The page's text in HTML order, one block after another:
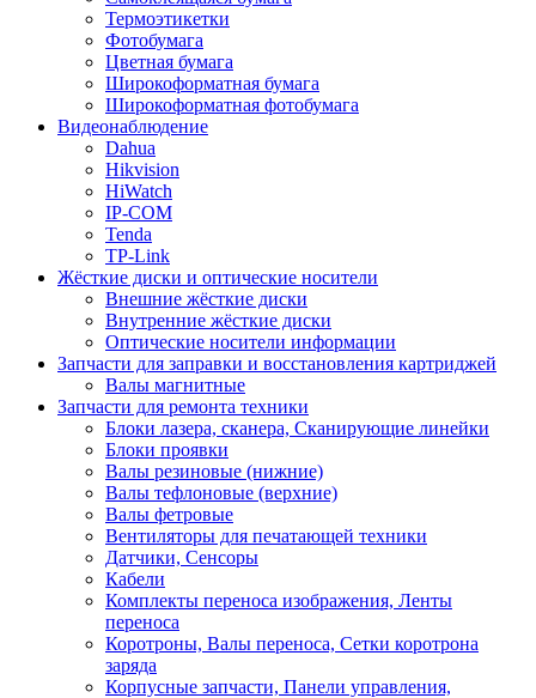
Термоэтикетки
Фотобумага
Цветная бумага
Широкоформатная бумага
Широкоформатная фотобумага
Видеонаблюдение
Dahua
Hikvision
HiWatch
IP-COM
Tenda
TP-Link
Жёсткие диски и оптические носители
Внешние жёсткие диски
Внутренние жёсткие диски
Оптические носители информации
Запчасти для заправки и восстановления картриджей
Валы магнитные
Запчасти для ремонта техники
Блоки лазера, сканера, Сканирующие линейки
Блоки проявки
Валы резиновые (нижние)
Валы тефлоновые (верхние)
Валы фетровые
Вентиляторы для печатающей техники
Датчики, Сенсоры
Кабели
Комплекты переноса изображения, Ленты
переноса
Коротроны, Валы переноса, Сетки коротрона
заряда
Корпусные запчасти, Панели управления,